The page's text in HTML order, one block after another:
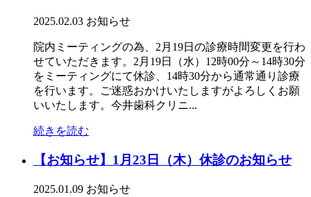
2025.02.03 お知らせ
院内ミーティングの為、2月19日の診療時間変更を行わ
せていただきます。2月19日（水）12時00分～14時30分
をミーティングにて休診、14時30分から通常通り診療
を行います。ご迷惑おかけいたしますがよろしくお願
いいたします。今井歯科クリニ...
続きを読む
【お知らせ】1月23日（木）休診のお知らせ
2025.01.09 お知らせ